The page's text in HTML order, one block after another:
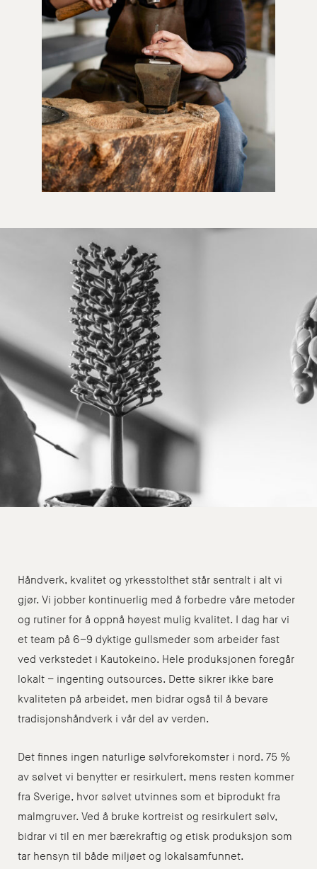
Håndverk, kvalitet og yrkesstolthet står sentralt i alt vi
gjør. Vi jobber kontinuerlig med å forbedre våre metoder
og rutiner for å oppnå høyest mulig kvalitet. I dag har vi
et team på 6–9 dyktige gullsmeder som arbeider fast
ved verkstedet i Kautokeino. Hele produksjonen foregår
lokalt – ingenting outsources. Dette sikrer ikke bare
kvaliteten på arbeidet, men bidrar også til å bevare
tradisjonshåndverk i vår del av verden.
Det finnes ingen naturlige sølvforekomster i nord. 75 %
av sølvet vi benytter er resirkulert, mens resten kommer
fra Sverige, hvor sølvet utvinnes som et biprodukt fra
malmgruver. Ved å bruke kortreist og resirkulert sølv,
bidrar vi til en mer bærekraftig og etisk produksjon som
tar hensyn til både miljøet og lokalsamfunnet.